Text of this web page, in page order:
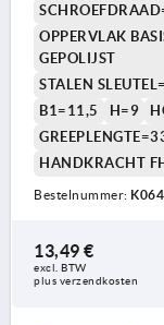
OPPERVLAK
GEPOLIJST
STALEN
B1=11,5
H=9
HANDKRACHT
Bestelnummer:
13,49 €
excl. BTW
plus verzendkosten